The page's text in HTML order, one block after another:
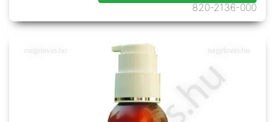
820-2136-000